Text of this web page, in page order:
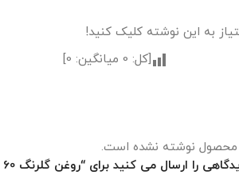
به این نوشته کلیک کنید!
[کل: 0 میانگین: 0
]
محصول نوشته نشده است.
اولین نفری باشید که دیدگاهی را ارسال می کنید برای “روغن گلرنگ 60